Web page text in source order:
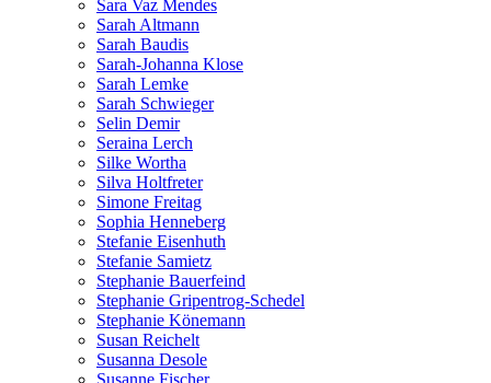
Sara Vaz Mendes
Sarah Altmann
Sarah Baudis
Sarah-Johanna Klose
Sarah Lemke
Sarah Schwieger
Selin Demir
Seraina Lerch
Silke Wortha
Silva Holtfreter
Simone Freitag
Sophia Henneberg
Stefanie Eisenhuth
Stefanie Samietz
Stephanie Bauerfeind
Stephanie Gripentrog-Schedel
Stephanie Könemann
Susan Reichelt
Susanna Desole
Susanne Fischer